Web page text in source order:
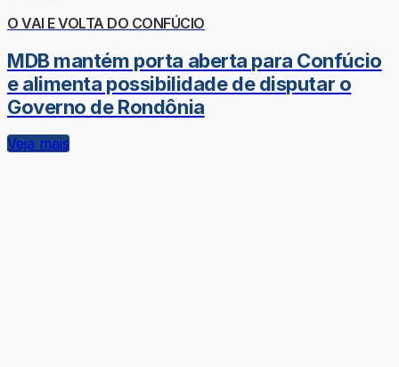
O VAI E VOLTA DO CONFÚCIO
MDB mantém porta aberta para Confúcio
e alimenta possibilidade de disputar o
Governo de Rondônia
Veja mais